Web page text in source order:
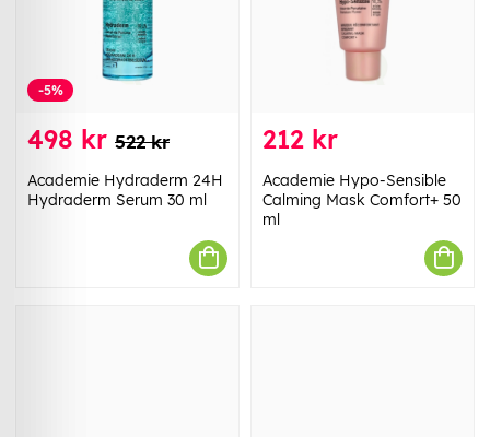
-5%
498 kr 522 kr
Academie Hydraderm 24H
Hydraderm Serum 30 ml
212 kr
Academie Hypo-Sensible
Calming Mask Comfort+ 50
ml